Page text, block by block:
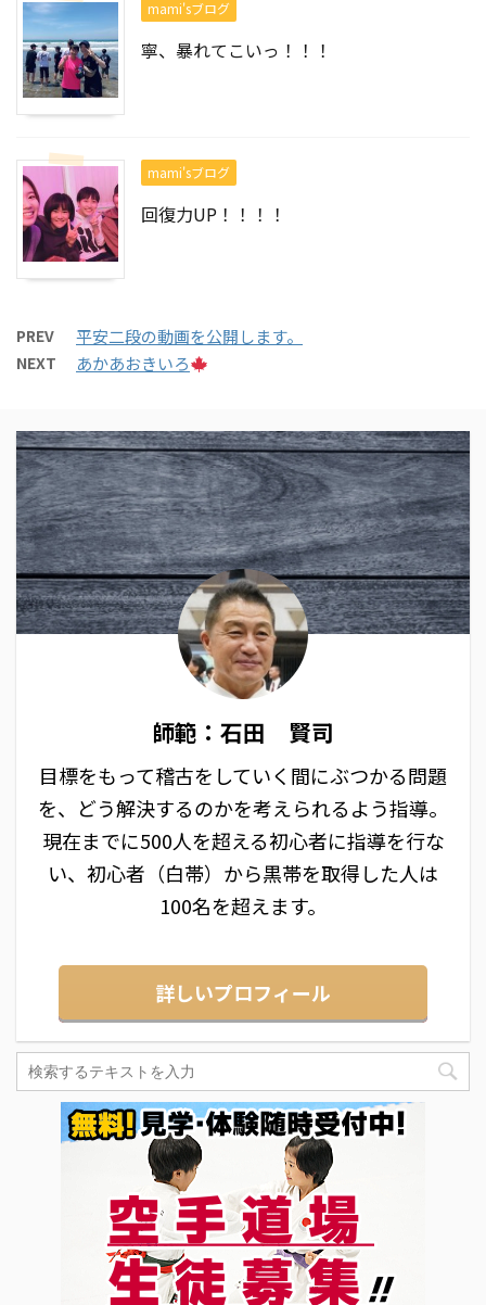
mami'sブログ
寧、暴れてこいっ！！！
mami'sブログ
回復力UP！！！！
PREV 平安二段の動画を公開します。
NEXT あかあおきいろ
師範：石田 賢司
目標をもって稽古をしていく間にぶつかる問題
を、どう解決するのかを考えられるよう指導。
現在までに500人を超える初心者に指導を行な
い、初心者（白帯）から黒帯を取得した人は
100名を超えます。
詳しいプロフィール